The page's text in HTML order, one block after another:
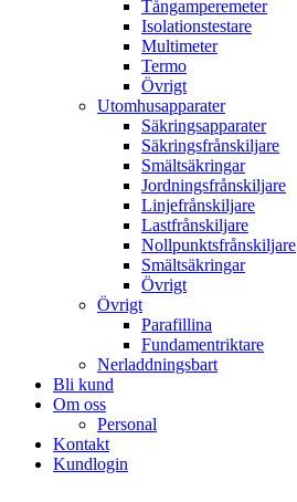
Tångamperemeter
Isolationstestare
Multimeter
Termo
Övrigt
Utomhusapparater
Säkringsapparater
Säkringsfrånskiljare
Smältsäkringar
Jordningsfrånskiljare
Linjefrånskiljare
Lastfrånskiljare
Nollpunktsfrånskiljare
Smältsäkringar
Övrigt
Övrigt
Parafillina
Fundamentriktare
Nerladdningsbart
Bli kund
Om oss
Personal
Kontakt
Kundlogin